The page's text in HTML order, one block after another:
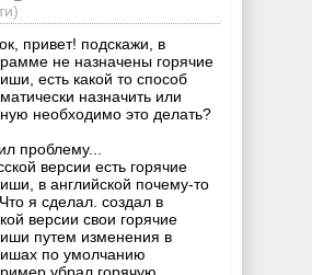
привет! подскажи, в
не назначены горячие
есть какой то способ
назначить или
необходимо это делать?
проблему...
версии есть горячие
в английской почему-то
я сделал. создал в
версии свои горячие
путем изменения в
по умолчанию